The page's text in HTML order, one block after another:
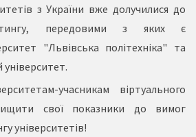
з України вже долучилися до
передовими з яких є
"Львівська політехніка" та
учасникам віртуального
свої показники до вимог
університетів!